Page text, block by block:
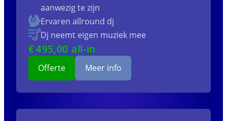
aanwezig te zijn
Ervaren allround dj
Dj neemt eigen muziek mee
€495,00 all-in
Offerte Meer info